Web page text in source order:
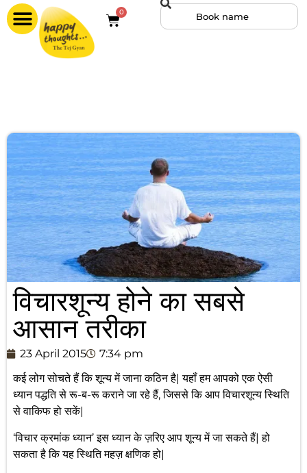
0
विचारशून्य होने का सबसे
आसान तरीका
23 April 2015
7:34 pm
कई लोग सोचते हैं कि शून्य में जाना कठिन है| यहॉं हम आपको एक ऐसी
ध्यान पद्धति से रू-ब-रू कराने जा रहे हैं, जिससे कि आप विचारशून्य स्थिति
से वाकिफ हो सकें|
‘विचार क्रमांक ध्यान’ इस ध्यान के ज़रिए आप शून्य में जा सकते हैं| हो
सकता है कि यह स्थिति महज़ क्षणिक हो|